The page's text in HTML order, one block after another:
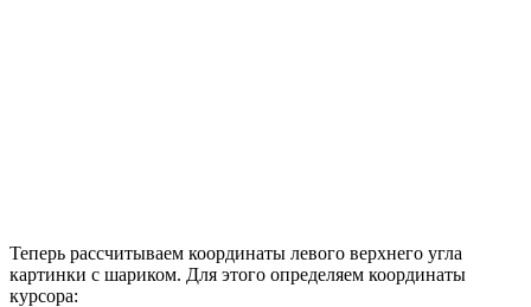
Теперь рассчитываем координаты левого верхнего угла
картинки с шариком. Для этого определяем координаты
курсора: